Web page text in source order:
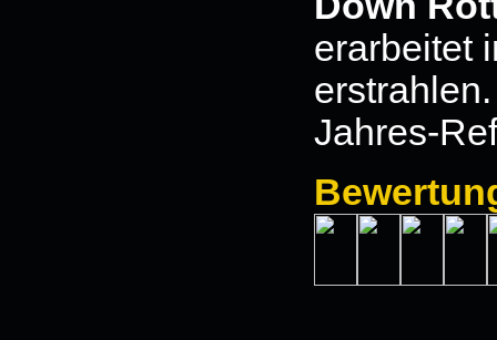
erarbeitet
Jahres-